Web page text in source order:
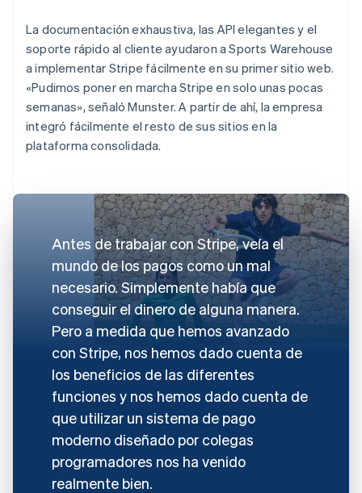
La documentación exhaustiva, las API elegantes y el
soporte rápido al cliente ayudaron a Sports Warehouse
a implementar Stripe fácilmente en su primer sitio web.
«Pudimos poner en marcha Stripe en solo unas pocas
semanas», señaló Munster. A partir de ahí, la empresa
integró fácilmente el resto de sus sitios en la
plataforma consolidada.
Antes de trabajar con Stripe, veía el
mundo de los pagos como un mal
necesario. Simplemente había que
conseguir el dinero de alguna manera.
Pero a medida que hemos avanzado
con Stripe, nos hemos dado cuenta de
los beneficios de las diferentes
funciones y nos hemos dado cuenta de
que utilizar un sistema de pago
moderno diseñado por colegas
programadores nos ha venido
realmente bien.